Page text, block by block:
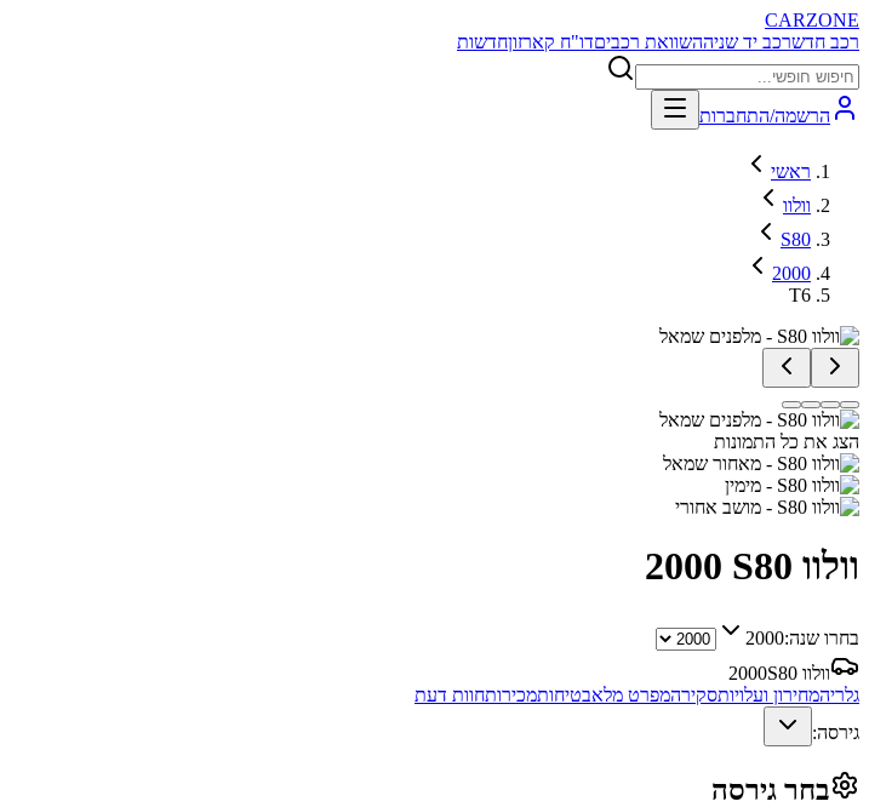
CARZONE
רכב חדשרכב יד שניההשוואת רכביםדו"ח קארזוןחדשות
הרשמה/התחברות
ראשי
וולוו
S80
2000
T6
הצג את כל התמונות
וולוו S80 2000
בחרו שנה:2000
וולוו S80
2000
גלריהמחירון ועלויותסקירהמפרט מלאבטיחותמכירותחוות דעת
גירסה:
בחר גירסה